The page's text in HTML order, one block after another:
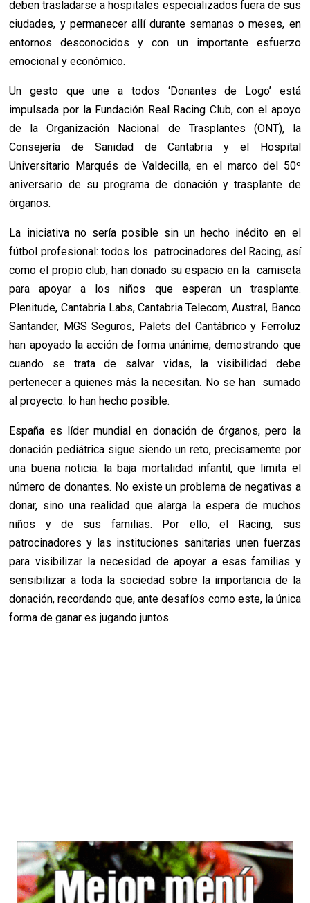
deben trasladarse a hospitales especializados fuera de sus
ciudades, y permanecer allí durante semanas o meses, en
entornos desconocidos y con un importante esfuerzo
emocional y económico.
Un gesto que une a todos ‘Donantes de Logo’ está
impulsada por la Fundación Real Racing Club, con el apoyo
de la Organización Nacional de Trasplantes (ONT), la
Consejería de Sanidad de Cantabria y el Hospital
Universitario Marqués de Valdecilla, en el marco del 50º
aniversario de su programa de donación y trasplante de
órganos.
La iniciativa no sería posible sin un hecho inédito en el
fútbol profesional: todos los patrocinadores del Racing, así
como el propio club, han donado su espacio en la camiseta
para apoyar a los niños que esperan un trasplante.
Plenitude, Cantabria Labs, Cantabria Telecom, Austral, Banco
Santander, MGS Seguros, Palets del Cantábrico y Ferroluz
han apoyado la acción de forma unánime, demostrando que
cuando se trata de salvar vidas, la visibilidad debe
pertenecer a quienes más la necesitan. No se han sumado
al proyecto: lo han hecho posible.
España es líder mundial en donación de órganos, pero la
donación pediátrica sigue siendo un reto, precisamente por
una buena noticia: la baja mortalidad infantil, que limita el
número de donantes. No existe un problema de negativas a
donar, sino una realidad que alarga la espera de muchos
niños y de sus familias. Por ello, el Racing, sus
patrocinadores y las instituciones sanitarias unen fuerzas
para visibilizar la necesidad de apoyar a esas familias y
sensibilizar a toda la sociedad sobre la importancia de la
donación, recordando que, ante desafíos como este, la única
forma de ganar es jugando juntos.